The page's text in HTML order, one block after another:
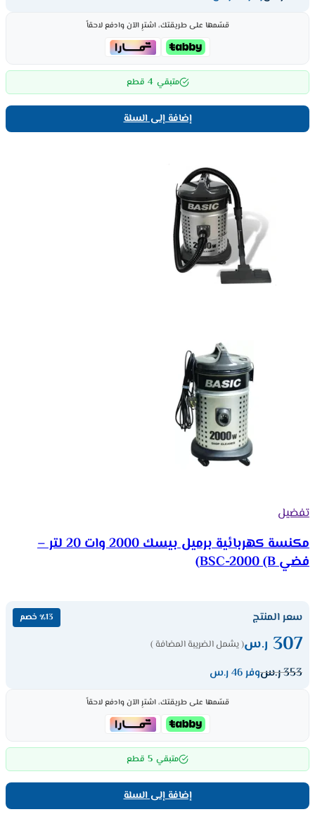
قسّمها على طريقتك، اشترِ الآن وادفع لاحقاً
متبقي 4 قطع
إضافة إلى السلة
تفضيل
مكنسة كهربائية برميل بيسك 2000 وات 20 لتر –
فضي BSC-2000 (B)
سعر المنتج ٪13 خصم
307 ر.س( يشمل الضريبة المضافة )
353ر.سوفر 46 ر.س
قسّمها على طريقتك، اشترِ الآن وادفع لاحقاً
متبقي 5 قطع
إضافة إلى السلة